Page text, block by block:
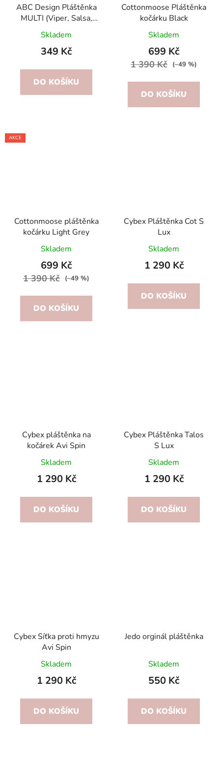
ABC Design Pláštěnka
MULTI (Viper, Salsa,
Condor,Turbo)
Skladem
349 Kč
DO KOŠÍKU
Cottonmoose Pláštěnka
kočárku Black
Skladem
699 Kč
1 390 Kč (–49 %)
DO KOŠÍKU
AKCE
Cottonmoose pláštěnka
kočárku Light Grey
Skladem
699 Kč
1 390 Kč (–49 %)
DO KOŠÍKU
Cybex Pláštěnka Cot S
Lux
Skladem
1 290 Kč
DO KOŠÍKU
Cybex pláštěnka na
kočárek Avi Spin
Skladem
1 290 Kč
DO KOŠÍKU
Cybex Pláštěnka Talos
S Lux
Skladem
1 290 Kč
DO KOŠÍKU
Cybex Síťka proti hmyzu
Avi Spin
Skladem
1 290 Kč
DO KOŠÍKU
Jedo orginál pláštěnka
Skladem
550 Kč
DO KOŠÍKU